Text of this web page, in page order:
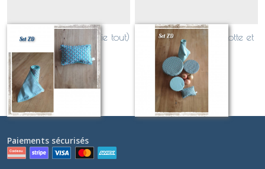
Set ZD (Eponge et essuie tout)
Sur demande
Set ZD (Eponge, charlotte et
essuie tout)
Sur demande
Paiements sécurisés